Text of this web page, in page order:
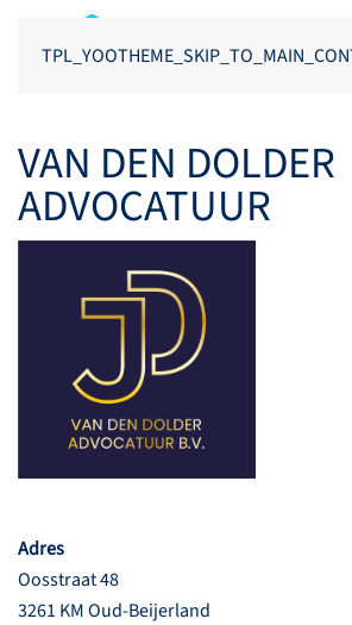
VAN DEN DOLDER
ADVOCATUUR
Adres
Oosstraat 48
3261 KM Oud-Beijerland